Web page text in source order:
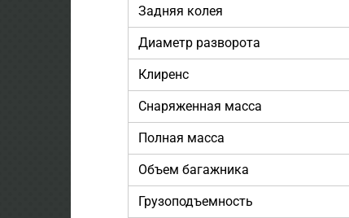
Задняя колея
Диаметр разворота
Клиренс
Снаряженная масса
Полная масса
Объем багажника
Грузоподъемность